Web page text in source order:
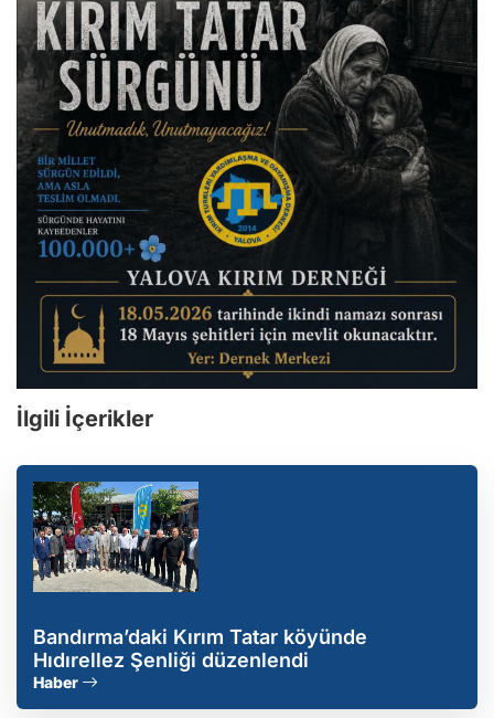
İlgili İçerikler
Bandırma’daki Kırım Tatar köyünde
Hıdırellez Şenliği düzenlendi
Haber